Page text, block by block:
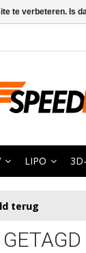
LIPO
terug
te verbeteren. Is